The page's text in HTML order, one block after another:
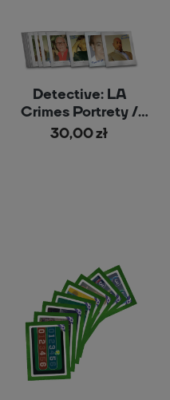
Detective: LA
Crimes Portrety /
Portraits
30,00 zł